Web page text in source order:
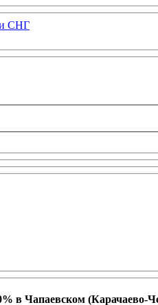
СНГ
в Чапаевском (Карачаево-